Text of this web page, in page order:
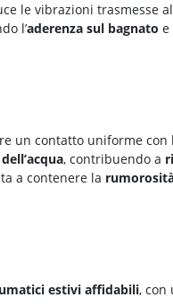
le vibrazioni trasmesse
l’aderenza sul bagnato e
un contatto uniforme con
, contribuendo a
a contenere la
estivi affidabili, con